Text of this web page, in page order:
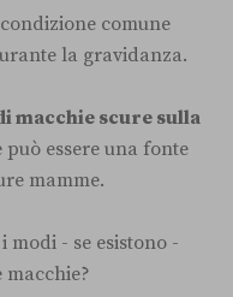
comune
la gravidanza.
macchie scure sulla
essere una fonte
mamme.
modi - se esistono -